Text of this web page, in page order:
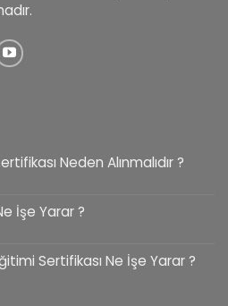
Neden Alınmalıdır ?
İşe Yarar ?
Sertifikası Ne İşe Yarar ?